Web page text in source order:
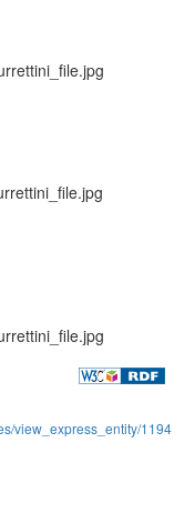
view_express_entity/1194